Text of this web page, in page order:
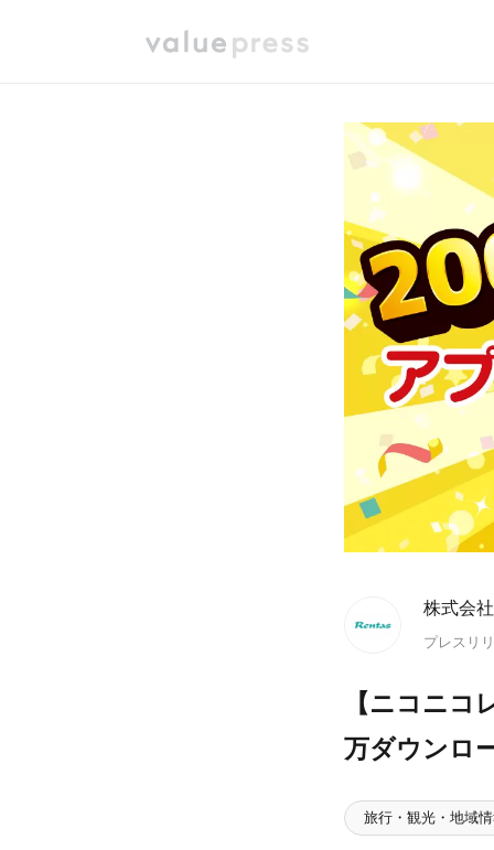
株式会
プレスリ
【ニコニコ
万ダウンロ
旅行・観光・地域